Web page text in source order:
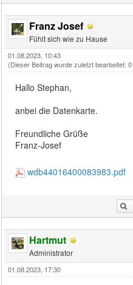
Franz Josef
Fühlt sich wie zu Hause
01.08.2023, 10:43
(Dieser Beitrag wurde zuletzt bearbeitet:
Hallo Stephan,
anbei die Datenkarte.
Freundliche Grüße
Franz-Josef
wdb44016400083983.pdf
Hartmut
Administrator
01.08.2023, 17:30